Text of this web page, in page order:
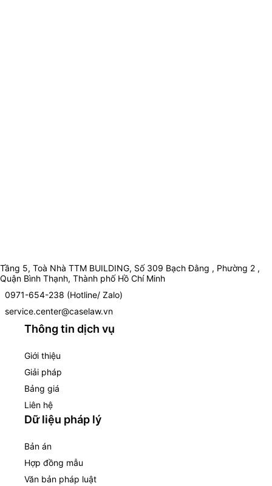
Tầng 5, Toà Nhà TTM BUILDING, Số 309 Bạch Đằng , Phường 2 ,
Quận Bình Thạnh, Thành phố Hồ Chí Minh
0971-654-238 (Hotline/ Zalo)
service.center@caselaw.vn
Thông tin dịch vụ
Giới thiệu
Giải pháp
Bảng giá
Liên hệ
Dữ liệu pháp lý
Bản án
Hợp đồng mẫu
Văn bản pháp luật